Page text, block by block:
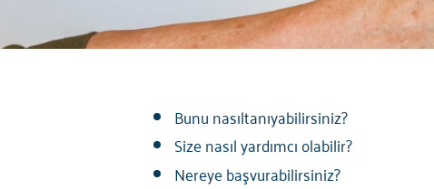
Bunu nasıltanıyabilirsiniz?
Size nasıl yardımcı olabilir?
Nereye başvurabilirsiniz?